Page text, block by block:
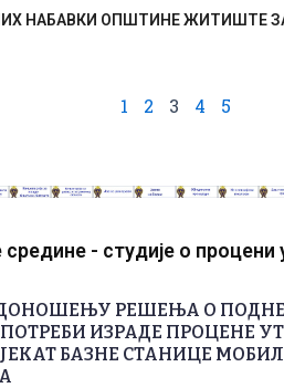
НАБАВКИ ОПШТИНЕ ЖИТИШТЕ ЗА
1 2 3 4 5
- студије о процени
РЕШЕЊА О
ИЗРАДЕ ПРОЦЕНЕ
БАЗНЕ СТАНИЦЕ